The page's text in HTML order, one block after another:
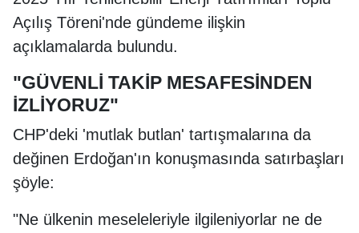
Açılış Töreni'nde gündeme ilişkin
açıklamalarda bulundu.
"GÜVENLİ TAKİP MESAFESİNDEN
İZLİYORUZ"
CHP'deki 'mutlak butlan' tartışmalarına da
değinen Erdoğan'ın konuşmasında satırbaşları
şöyle:
"Ne ülkenin meseleleriyle ilgileniyorlar ne de